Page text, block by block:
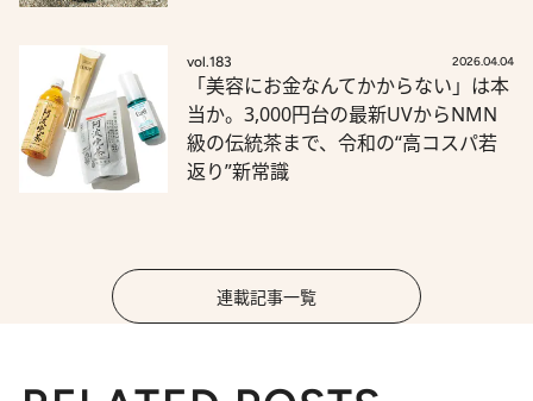
vol.183 2026.04.04
「美容にお金なんてかからない」は本
当か。3,000円台の最新UVからNMN
級の伝統茶まで、令和の“高コスパ若
返り”新常識
連載記事一覧